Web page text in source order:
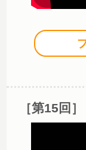
［第15回